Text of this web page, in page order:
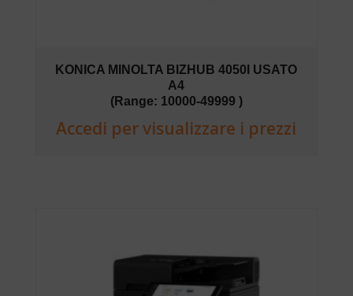
KONICA MINOLTA BIZHUB 4050I USATO
A4
(Range: 10000-49999 )
Accedi per visualizzare i prezzi